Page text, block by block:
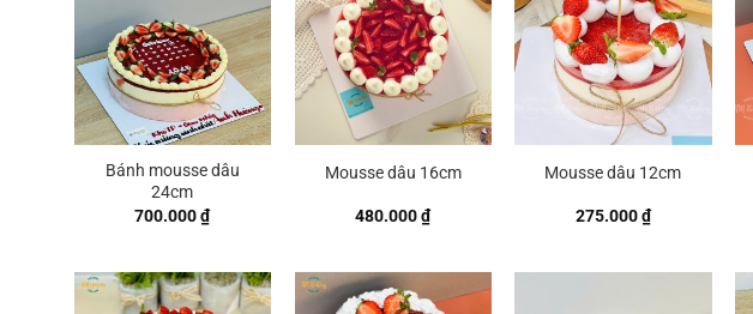
Bánh mousse dâu
24cm
700.000₫
Mousse dâu 16cm
480.000₫
Mousse dâu 12cm
275.000₫